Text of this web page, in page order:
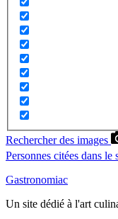
Rechercher des images
Personnes citées dans le
Gastronomiac
Un site dédié à l'art